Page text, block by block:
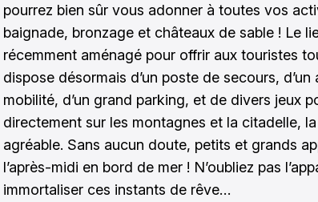
pourrez bien sûr vous adonner à toutes vos
baignade, bronzage et châteaux de sable ! Le
récemment aménagé pour offrir aux touristes
dispose désormais d’un poste de secours,
mobilité, d’un grand parking, et de divers jeux
directement sur les montagnes et la citadelle,
agréable. Sans aucun doute, petits et grands
l’après-midi en bord de mer ! N’oubliez pas
immortaliser ces instants de rêve…